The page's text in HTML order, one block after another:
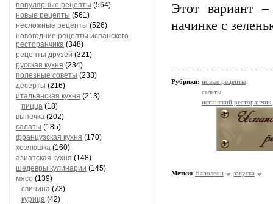
популярные рецепты (564)
новые рецепты (561)
несложные рецепты (526)
новогодние рецепты испанского
ресторанчика (348)
рецепты друзей (321)
русская кухня (234)
полезные советы (233)
десерты (216)
итальянская кухня (213)
пицца (18)
выпечка (202)
салаты (185)
французская кухня (170)
хозяюшка (160)
азиатская кухня (148)
шедевры кулинарии (145)
мясо (139)
свинина (73)
курица (42)
Этот вариант
начинке с
Рубрики: новые рецепты
салаты
испанский
Метки: Наполеон закуска